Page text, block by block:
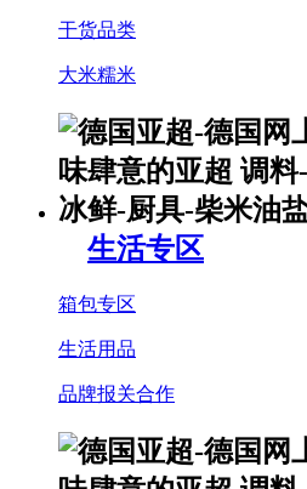
干货品类
大米糯米
生活专区
箱包专区
生活用品
品牌报关合作